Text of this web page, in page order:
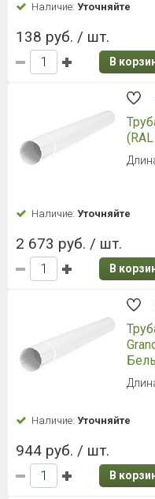
Наличие: Уточняйте
138 руб. / шт.
В
Наличие: Уточняйте
2 673 руб. / шт.
В
Наличие: Уточняйте
944 руб. / шт.
В